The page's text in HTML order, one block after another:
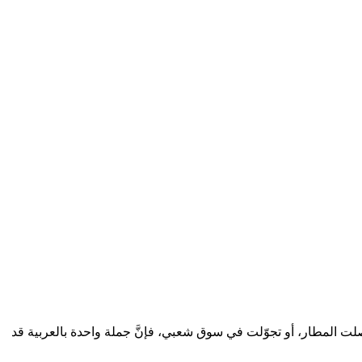
المطار، أو تجوّلت في سوق شعبي، فإنَّ جملة واحدة بالعربية قد